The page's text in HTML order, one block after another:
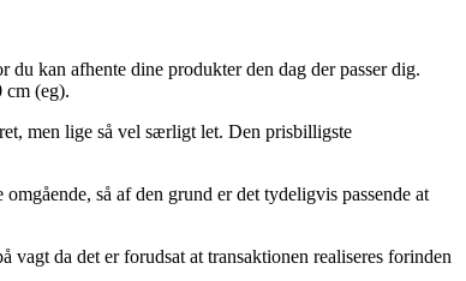
kan afhente dine produkter den dag der passer dig.
cm (eg).
men lige så vel særligt let. Den prisbilligste
så af den grund er det tydeligvis passende at
da det er forudsat at transaktionen realiseres forinden